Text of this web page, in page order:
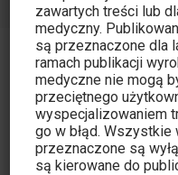
Czytelnia
Naukowe
zawartych treści lub
medyczny.
są przeznaczone dla
ramach publikacji
medyczne nie mogą
przeciętnego
wyspecjalizowaniem
go w błąd.
przeznaczone są
są kierowane do